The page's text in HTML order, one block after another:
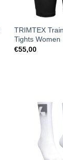
TRIMTEX
Tights Women
€55,00